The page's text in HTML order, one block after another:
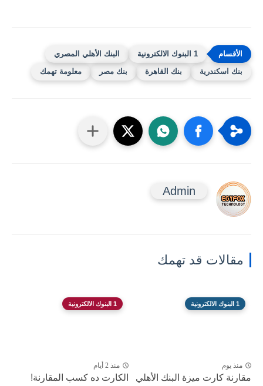
1 البنوك الالكترونية
البنك الأهلي المصري
بنك اسكندرية
بنك القاهرة بنك مصر معلومة تهمك
Admin
مقالات قد تهمك
1 البنوك الالكترونية
منذ يوم
مقارنة كارت ميزة البنك الأهلي
1 البنوك الالكترونية
منذ 2 أيام
الكارت ده كسب المقارنة!